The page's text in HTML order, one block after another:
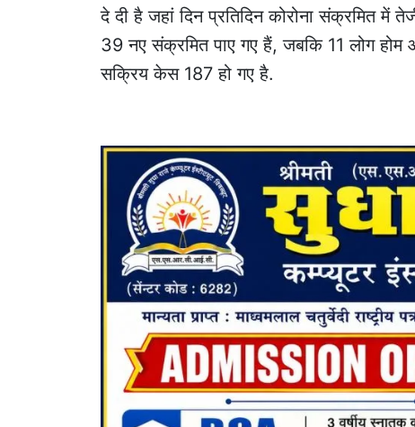
दे दी है जहां दिन प्रतिदिन कोरोना संक्रमित में
39 नए संक्रमित पाए गए हैं, जबकि 11 लोग
सक्रिय केस 187 हो गए है.